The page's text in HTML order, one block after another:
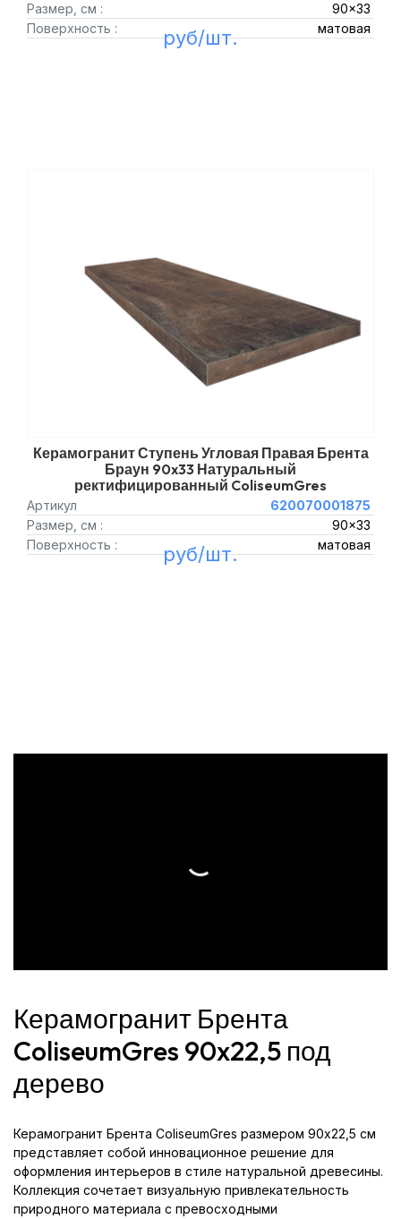
Размер, см :
90x33
Поверхность :
матовая
руб/шт.
Керамогранит Ступень Угловая Правая Брента
Браун 90x33 Натуральный
ректифицированный ColiseumGres
Артикул
620070001875
Размер, см :
90x33
Поверхность :
матовая
руб/шт.
Керамогранит Брента
ColiseumGres 90x22,5 под
дерево
Керамогранит Брента ColiseumGres размером 90x22,5 см
представляет собой инновационное решение для
оформления интерьеров в стиле натуральной древесины.
Коллекция сочетает визуальную привлекательность
природного материала с превосходными